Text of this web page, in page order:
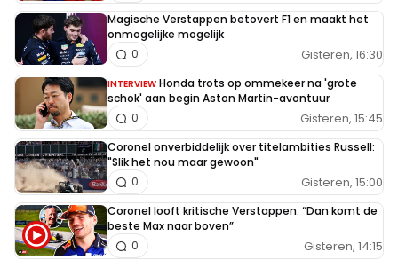
Magische Verstappen betovert F1 en maakt het
onmogelijke mogelijk
Gisteren, 16:30
0
INTERVIEW Honda trots op ommekeer na 'grote
schok' aan begin Aston Martin-avontuur
Gisteren, 15:45
0
Coronel onverbiddelijk over titelambities Russell:
"Slik het nou maar gewoon"
Gisteren, 15:00
0
Coronel looft kritische Verstappen: “Dan komt de
beste Max naar boven”
Gisteren, 14:15
0